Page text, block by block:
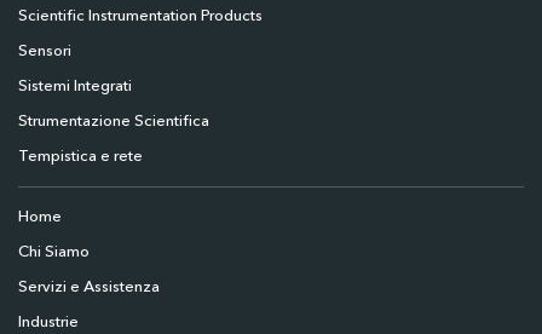
Scientific Instrumentation Products
Sensori
Sistemi Integrati
Strumentazione Scientifica
Tempistica e rete
Home
Chi Siamo
Servizi e Assistenza
Industrie